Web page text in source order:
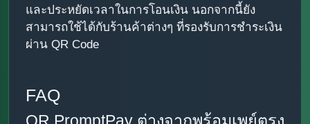
และประหยัดเวลาในการโอนเงิน นอกจากนี้ยัง
สามารถใช้ได้กับร้านค้าต่างๆ ที่รองรับการชำระเงิน
ผ่าน QR Code
FAQ